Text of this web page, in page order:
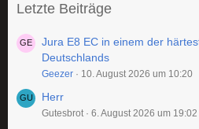
Letzte Beiträge
Jura E8 EC in einem der
Deutschlands
Geezer 10. August 2026 um 10:20
Herr
Gutesbrot 6. August 2026 um 19:02